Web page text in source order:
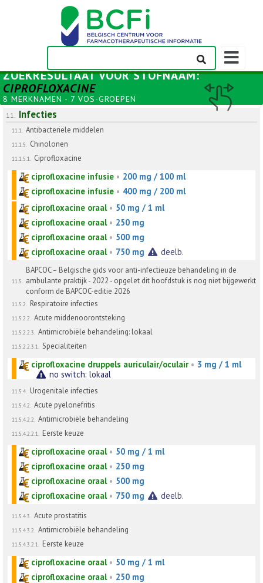
ZOEKRESULTAAT VOORSTOFNAAM:
CIPROFLOXACINE
8 MERKNAMEN - 7 VOS-GROEPEN
11. Infecties
11.1. Antibacteriële middelen
11.1.5. Chinolonen
11.1.5.1. Ciprofloxacine
ciprofloxacine infusie • 200 mg / 100 ml
ciprofloxacine infusie • 400 mg / 200 ml
ciprofloxacine oraal• 50 mg / 1 ml
ciprofloxacine oraal• 250 mg
ciprofloxacine oraal• 500 mg
ciprofloxacine oraal• 750 mg deelb.
11.5.
BAPCOC – Belgische gids voor anti-infectieuze behandeling in de
ambulante praktijk - 2022 - opgelet dit hoofdstuk is nog niet bijgewerkt
conform de BAPCOC-editie 2026
11.5.2. Respiratoire infecties
11.5.2.2. Acute middenoorontsteking
11.5.2.2.3. Antimicrobiële behandeling: lokaal
11.5.2.2.3.1. Specialiteiten
ciprofloxacine druppels auriculair/oculair• 3 mg / 1 ml
no switch: lokaal
11.5.4. Urogenitale infecties
11.5.4.2. Acute pyelonefritis
11.5.4.2.2. Antimicrobiële behandeling
11.5.4.2.2.1. Eerste keuze
ciprofloxacine oraal• 50 mg / 1 ml
ciprofloxacine oraal• 250 mg
ciprofloxacine oraal• 500 mg
ciprofloxacine oraal• 750 mg deelb.
11.5.4.3. Acute prostatitis
11.5.4.3.2. Antimicrobiële behandeling
11.5.4.3.2.1. Eerste keuze
ciprofloxacine oraal• 50 mg / 1 ml
ciprofloxacine oraal• 250 mg